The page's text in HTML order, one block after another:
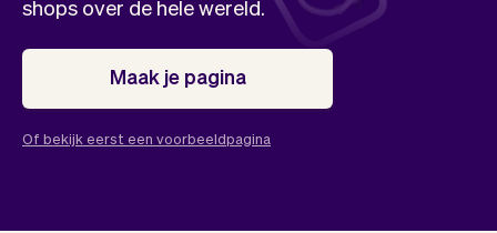
shops over de hele wereld.
Maak je pagina
Of bekijk eerst een voorbeeldpagina